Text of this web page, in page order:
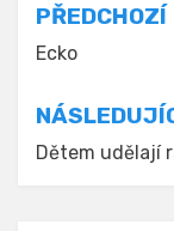
Navigace
pro
PŘEDCHOZÍ
Ecko
Dětem udělají